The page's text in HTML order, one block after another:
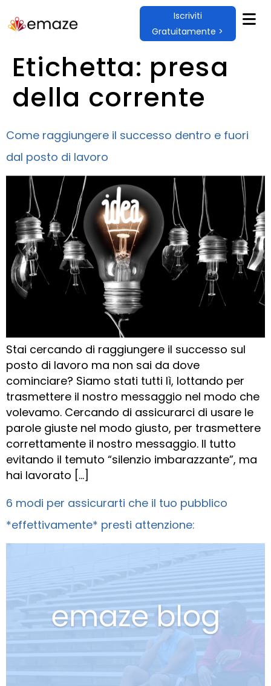
Iscriviti
Gratuitamente >
Etichetta: presa
della corrente
Come raggiungere il successo dentro e fuori
dal posto di lavoro
Stai cercando di raggiungere il successo sul
posto di lavoro ma non sai da dove
cominciare? Siamo stati tutti lì, lottando per
trasmettere il nostro messaggio nel modo che
volevamo. Cercando di assicurarci di usare le
parole giuste nel modo giusto, per trasmettere
correttamente il nostro messaggio. Il tutto
evitando il temuto “silenzio imbarazzante”, ma
hai lavorato […]
6 modi per assicurarti che il tuo pubblico
*effettivamente* presti attenzione: